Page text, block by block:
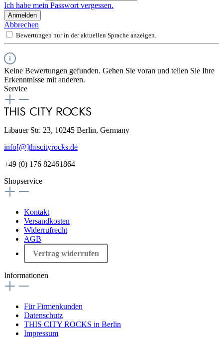
Ich habe mein Passwort vergessen.
Anmelden
Abbrechen
Bewertungen nur in der aktuellen Sprache anzeigen.
Keine Bewertungen gefunden. Gehen Sie voran und teilen Sie Ihre
Erkenntnisse mit anderen.
Service
Libauer Str. 23, 10245 Berlin, Germany
info[@]thiscityrocks.de
+49 (0) 176 82461864
Shopservice
Kontakt
Versandkosten
Widerrufrecht
AGB
Vertrag widerrufen
Informationen
Für Firmenkunden
Datenschutz
THIS CITY ROCKS in Berlin
Impressum